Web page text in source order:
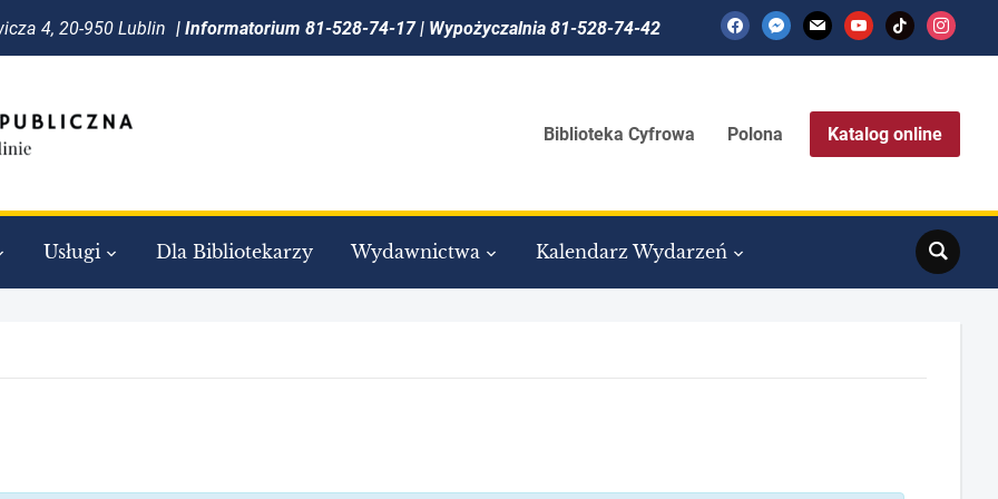
facebookmessenger
mail youtubetiktok instagram
4, 20-950 Lublin | Informatorium 81-528-74-17 | Wypożyczalnia 81-528-74-42
Biblioteka Cyfrowa Polona Katalog online
Usługi Dla Bibliotekarzy Wydawnictwa Kalendarz Wydarzeń Search